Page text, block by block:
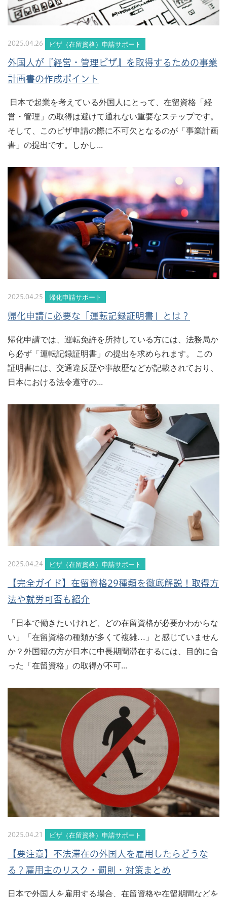
2025.04.26 ビザ（在留資格）申請サポート
外国人が『経営・管理ビザ』を取得するための事業
計画書の作成ポイント
日本で起業を考えている外国人にとって、在留資格「経
営・管理」の取得は避けて通れない重要なステップです。
そして、このビザ申請の際に不可欠となるのが「事業計画
書」の提出です。しかし...
2025.04.25 帰化申請サポート
帰化申請に必要な「運転記録証明書」とは？
帰化申請では、運転免許を所持している方には、法務局か
ら必ず「運転記録証明書」の提出を求められます。 この
証明書には、交通違反歴や事故歴などが記載されており、
日本における法令遵守の...
2025.04.24 ビザ（在留資格）申請サポート
【完全ガイド】在留資格29種類を徹底解説！取得方
法や就労可否も紹介
「日本で働きたいけれど、どの在留資格が必要かわからな
い」「在留資格の種類が多くて複雑…」と感じていません
か？外国籍の方が日本に中長期間滞在するには、目的に合
った「在留資格」の取得が不可...
2025.04.21 ビザ（在留資格）申請サポート
【要注意】不法滞在の外国人を雇用したらどうな
る？雇用主のリスク・罰則・対策まとめ
日本で外国人を雇用する場合、在留資格や在留期間などを